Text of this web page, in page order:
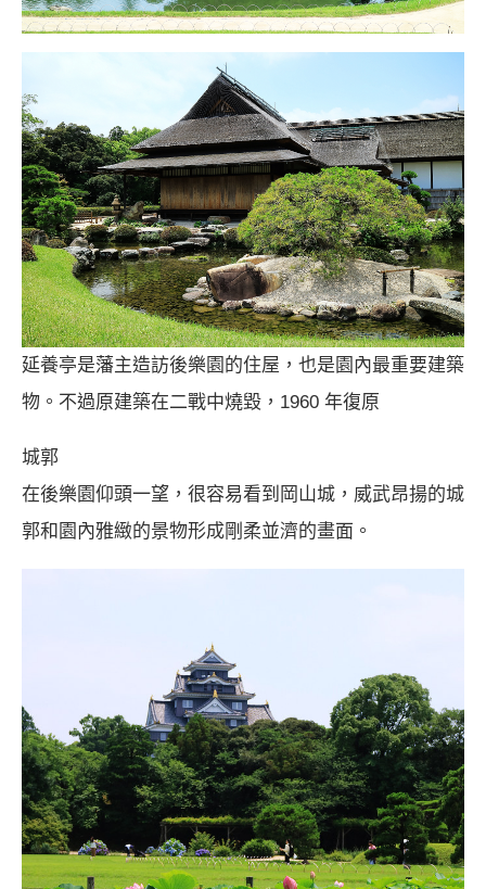
延養亭是藩主造訪後樂園的住屋，也是園內最重要建築
物。不過原建築在二戰中燒毀，1960 年復原
城郭
在後樂園仰頭一望，很容易看到岡山城，威武昂揚的城
郭和園內雅緻的景物形成剛柔並濟的畫面。